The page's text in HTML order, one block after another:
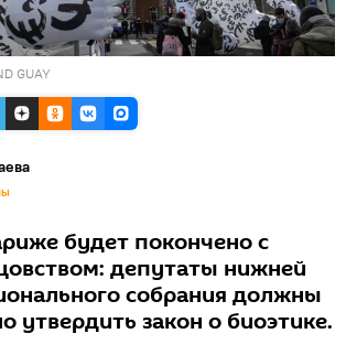
GUAY
будет покончено с
депутаты нижней
собрания должны
утвердить закон о биоэтике.